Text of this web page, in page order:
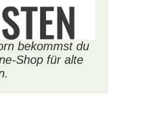
bekommst du
Shop für alte